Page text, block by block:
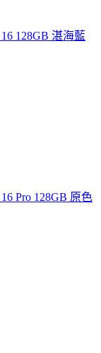
128GB 湛海藍
Pro 128GB 原色